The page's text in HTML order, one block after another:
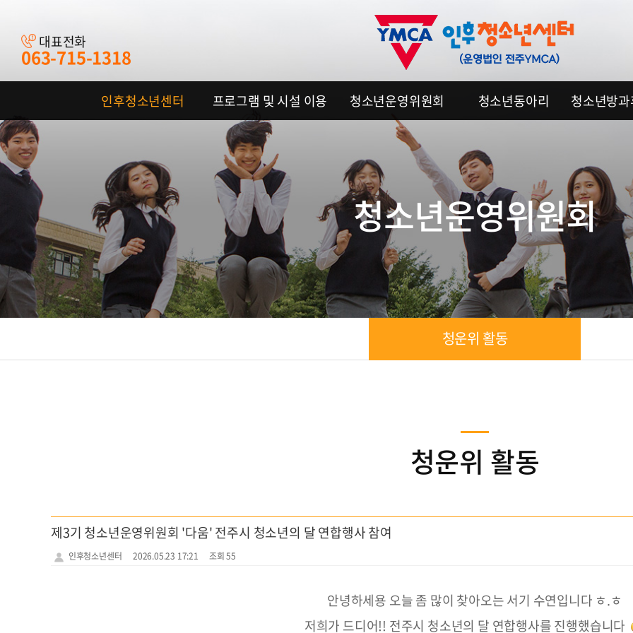
대표전화
063-715-1318
인후청소년센터 프로그램 및 시설 이용 청소년운영위원회 청소년동아리 청소년방
청소년운영위원회
청운위 활동
청운위 활동
제3기 청소년운영위원회 '다움' 전주시 청소년의 달 연합행사 참여
인후청소년센터 2026.05.23 17:21 조회 55
안녕하세용 오늘 좀 많이 찾아오는 서기 수연입니다 ㅎ.ㅎ
저희가 드디어!! 전주시 청소년의 달 연합행사를 진행했습니다